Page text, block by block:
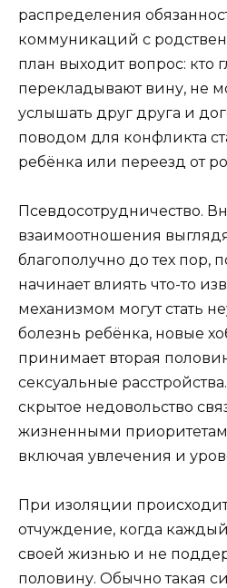
распределения
коммуникаций с
план выходит вопрос: кто
перекладывают вину, не
услышать друг друга и
поводом для конфликта
ребёнка или переезд от
Псевдосотрудничество.
взаимоотношения
благополучно до тех пор,
начинает влиять что-то
механизмом могут стать
болезнь ребёнка, новые
принимает вторая
сексуальные
скрытое недовольство
жизненными
включая увлечения и
При изоляции
отчуждение, когда
своей жизнью и не
половину. Обычно такая